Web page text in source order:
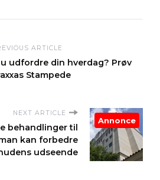
ARTICLE
udfordre din hverdag? Prøv
Stampede
NEXT ARTICLE
behandlinger til
kan forbedre
udseende
Annonce